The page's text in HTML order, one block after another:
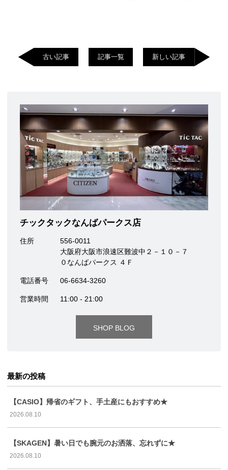
古い記事 記事一覧 新しい記事
チックタックなんばパークス店
住所
556-0011
大阪府大阪市浪速区難波中２－１０－７
０なんばパークス ４Ｆ
電話番号 06-6634-3260
営業時間 11:00 - 21:00
SHOP BLOG
最新の投稿
【CASIO】帰省のギフト、手土産にもおすすめ★
2026.08.10
【SKAGEN】暑い日でも腕元のお洒落、忘れずに★
2026.08.10